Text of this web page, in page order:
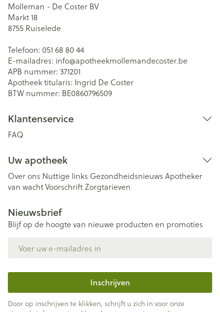
Molleman - De Coster BV
Markt 18
8755 Ruiselede
Telefoon: 051 68 80 44
E-mailadres: info@apotheekmollemandecoster.be
APB nummer: 371201
Apotheek titularis: Ingrid De Coster
BTW nummer: BE0860796509
Klantenservice
FAQ
Uw apotheek
Over ons Nuttige links Gezondheidsnieuws Apotheker
van wachtVoorschriftZorgtarieven
Nieuwsbrief
Blijf op de hoogte van nieuwe producten en promoties
Inschrijven
Door op inschrijven te klikken, schrijft u zich in voor onze